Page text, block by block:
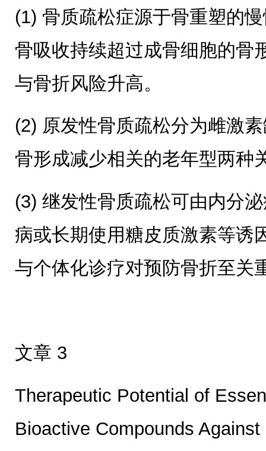
(1) 骨质疏松症源于骨重塑的
骨吸收持续超过成骨细胞的骨
与骨折风险升高。
(2) 原发性骨质疏松分为雌激
骨形成减少相关的老年型两种
(3) 继发性骨质疏松可由内分
病或长期使用糖皮质激素等诱
与个体化诊疗对预防骨折至关
文章 3
Therapeutic Potential of
Bioactive Compounds